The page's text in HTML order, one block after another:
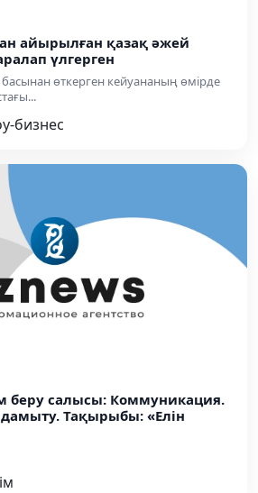
айырылған қазақ әжей
үлгерген
өткерген кейуананың өмірде
бизнес
беру салысы: Коммуникация.
дамыту. Тақырыбы: «Елін